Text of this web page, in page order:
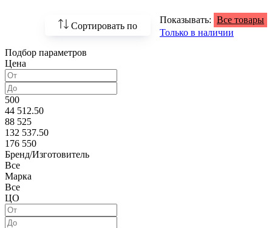
Сортировать по
По возрастанию
По популярности
Показывать: Все товары
Только в наличии
Подбор параметров
Цена
500
44 512.50
88 525
132 537.50
176 550
Бренд/Изготовитель
Все
Марка
Все
ЦО